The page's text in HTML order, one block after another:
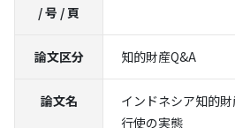
/ 号 / 頁
論文区分 知的財産Q&A
論文名
インドネシア知的
行使の実態